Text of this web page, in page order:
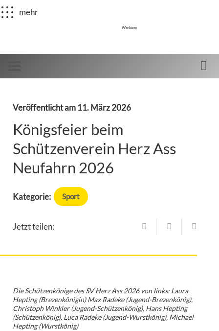
mehr
Werbung
Veröffentlicht am 11. März 2026
Königsfeier beim
Schützenverein Herz Ass
Neufahrn 2026
Kategorie: Sport
Jetzt teilen:
Die Schützenkönige des SV Herz Ass 2026 von links: Laura
Hepting (Brezenkönigin) Max Radeke (Jugend-Brezenkönig),
Christoph Winkler (Jugend-Schützenkönig), Hans Hepting
(Schützenkönig), Luca Radeke (Jugend-Wurstkönig), Michael
Hepting (Wurstkönig)